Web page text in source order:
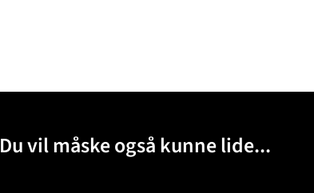
Du vil måske også kunne lide...